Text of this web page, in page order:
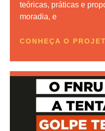
teóricas, práticas e
moradia, e
CONHEÇA O